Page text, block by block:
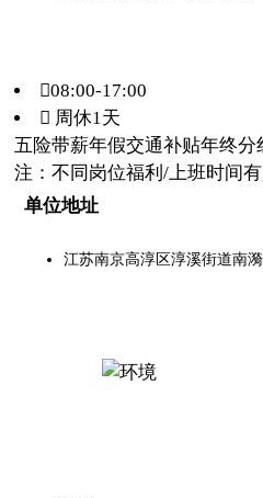
08:00-17:00
 周休1天
五险带薪年假交通补贴年终分
注：不同岗位福利/上班时间
单位地址
江苏南京高淳区淳溪街道南